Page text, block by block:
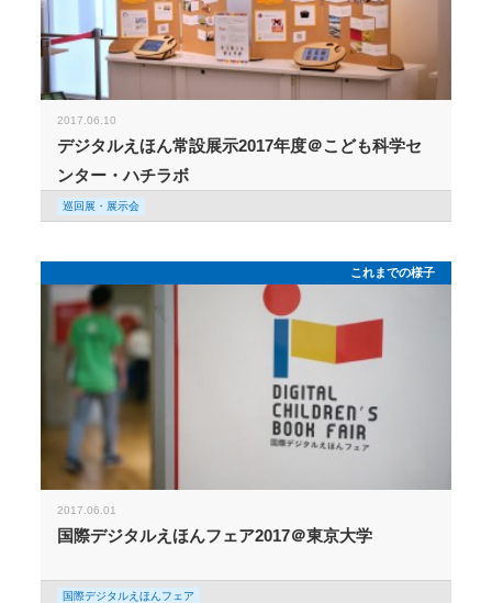
2017.06.10
デジタルえほん常設展示2017年度＠こども科学セ
ンター・ハチラボ
巡回展・展示会
これまでの様子
2017.06.01
国際デジタルえほんフェア2017＠東京大学
国際デジタルえほんフェア